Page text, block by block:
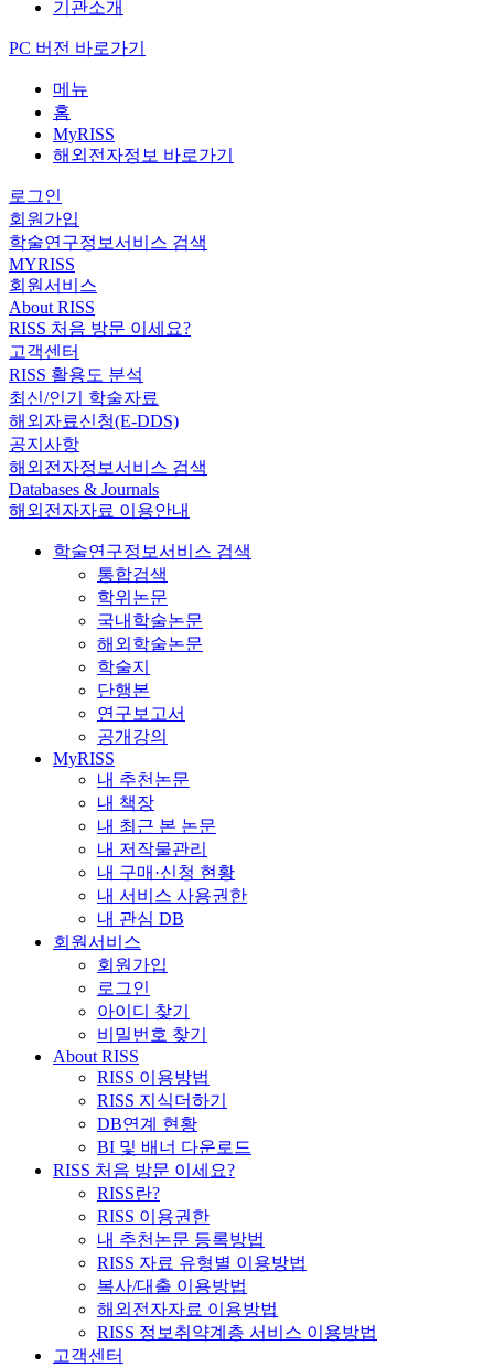
기관소개
PC 버전 바로가기
메뉴
홈
MyRISS
해외전자정보 바로가기
로그인
회원가입
학술연구정보서비스 검색
MYRISS
회원서비스
About RISS
RISS 처음 방문 이세요?
고객센터
RISS 활용도 분석
최신/인기 학술자료
해외자료신청(E-DDS)
공지사항
해외전자정보서비스 검색
Databases & Journals
해외전자자료 이용안내
학술연구정보서비스 검색
통합검색
학위논문
국내학술논문
해외학술논문
학술지
단행본
연구보고서
공개강의
MyRISS
내 추천논문
내 책장
내 최근 본 논문
내 저작물관리
내 구매·신청 현황
내 서비스 사용권한
내 관심 DB
회원서비스
회원가입
로그인
아이디 찾기
비밀번호 찾기
About RISS
RISS 이용방법
RISS 지식더하기
DB연계 현황
BI 및 배너 다운로드
RISS 처음 방문 이세요?
RISS란?
RISS 이용권한
내 추천논문 등록방법
RISS 자료 유형별 이용방법
복사/대출 이용방법
해외전자자료 이용방법
RISS 정보취약계층 서비스 이용방법
고객센터